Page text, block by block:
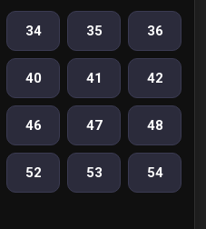
34 35 36
40 41 42
46 47 48
52 53 54